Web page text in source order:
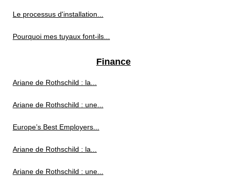
Le processus d'installation...
Pourquoi mes tuyaux font-ils...
Finance
Ariane de Rothschild : la...
Ariane de Rothschild : une...
Europe’s Best Employers...
Ariane de Rothschild : la...
Ariane de Rothschild : une...